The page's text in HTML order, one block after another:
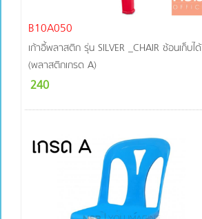
B10A050
เก้าอี้พลาสติก รุ่น SILVER _CHAIR ซ้อนเก็บได้
(พลาสติกเกรด A)
240